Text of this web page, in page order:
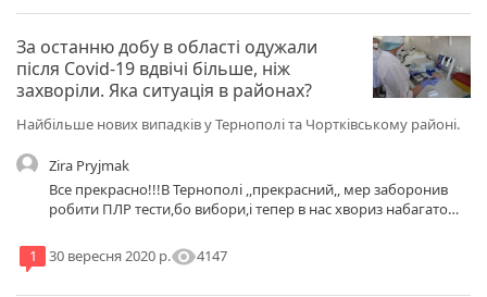
За останню добу в області одужали
після Covid-19 вдвічі більше, ніж
захворіли. Яка ситуація в районах?
Найбільше нових випадків у Тернополі та Чортківському районі.
Zira Pryjmak
Все прекрасно!!!В Тернополі ,,прекрасний,, мер заборонив
робити ПЛР тести,бо вибори,і тепер в нас хвориз набагато
1
30 вересня 2020 р.visibility4147